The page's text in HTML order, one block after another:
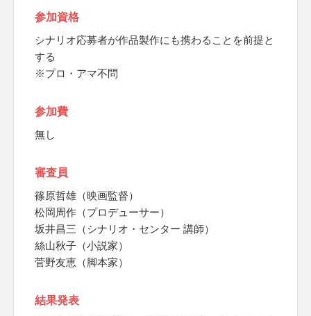
参加資格
シナリオ応募者が作品製作にも携わることを前提と
する
※プロ・アマ不問
参加費
無し
審査員
篠原哲雄（映画監督）
松岡周作（プロデューサー）
坂井昌三（シナリオ・センター 講師）
絲山秋子（小説家）
菅野友恵（脚本家）
結果発表